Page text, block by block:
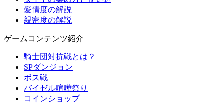
愛情度の解説
親密度の解説
ゲームコンテンツ紹介
騎士団対抗戦とは？
SPダンジョン
ボス戦
バイゼル喧嘩祭り
コインショップ